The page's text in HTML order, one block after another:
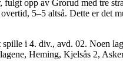
fulgt opp av Grorud med tre
5–5 altså. Dette er det
spille i 4. div., avd. 02. Noen
Heming, Kjelsås 2,